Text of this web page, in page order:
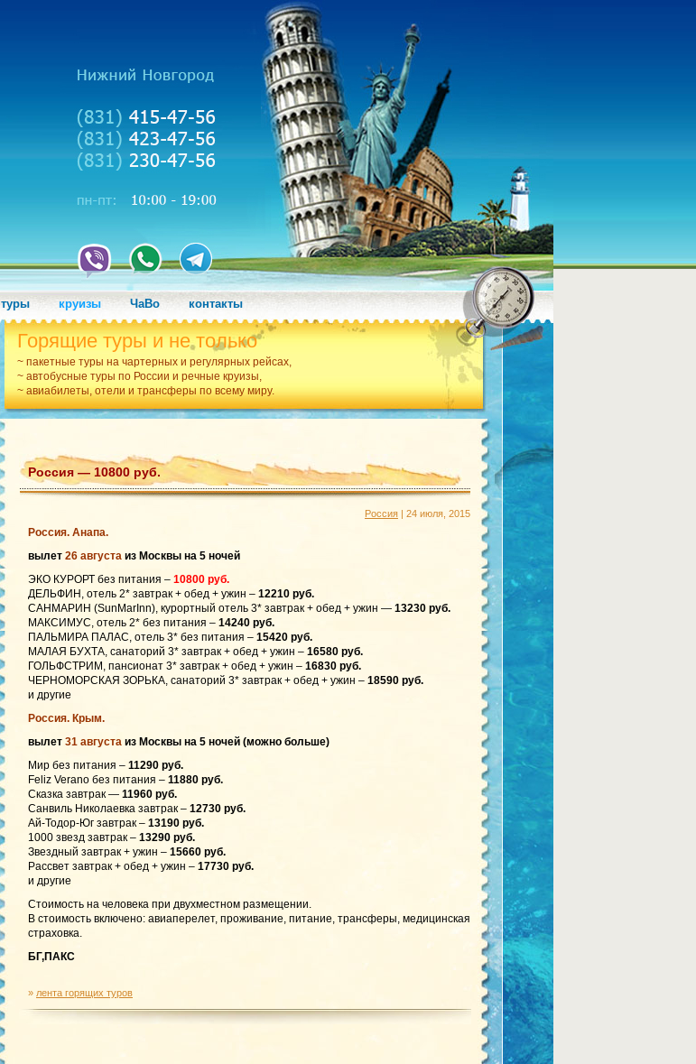
туры круизы ЧаВо контакты
Горящие туры и не только
~ пакетные туры на чартерных и регулярных рейсах,
~ автобусные туры по России и речные круизы,
~ авиабилеты, отели и трансферы по всему миру.
Россия — 10800 руб.
Россия | 24 июля, 2015
Россия. Анапа.
вылет 26 августа из Москвы на 5 ночей
ЭКО КУРОРТ без питания – 10800 руб.
ДЕЛЬФИН, отель 2* завтрак + обед + ужин – 12210 руб.
САНМАРИН (SunMarInn), курортный отель 3* завтрак + обед + ужин — 13230 руб.
МАКСИМУС, отель 2* без питания – 14240 руб.
ПАЛЬМИРА ПАЛАС, отель 3* без питания – 15420 руб.
МАЛАЯ БУХТА, санаторий 3* завтрак + обед + ужин – 16580 руб.
ГОЛЬФСТРИМ, пансионат 3* завтрак + обед + ужин – 16830 руб.
ЧЕРНОМОРСКАЯ ЗОРЬКА, санаторий 3* завтрак + обед + ужин – 18590 руб.
и другие
Россия. Крым.
вылет 31 августа из Москвы на 5 ночей (можно больше)
Мир без питания – 11290 руб.
Feliz Verano без питания – 11880 руб.
Сказка завтрак — 11960 руб.
Санвиль Николаевка завтрак – 12730 руб.
Ай-Тодор-Юг завтрак – 13190 руб.
1000 звезд завтрак – 13290 руб.
Звездный завтрак + ужин – 15660 руб.
Рассвет завтрак + обед + ужин – 17730 руб.
и другие
Стоимость на человека при двухместном размещении.
В стоимость включено: авиаперелет, проживание, питание, трансферы, медицинская
страховка.
БГ,ПАКС
» лента горящих туров